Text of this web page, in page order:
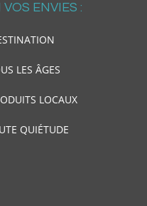
ENVIES :
LES ÂGES
LOCAUX
QUIÉTUDE